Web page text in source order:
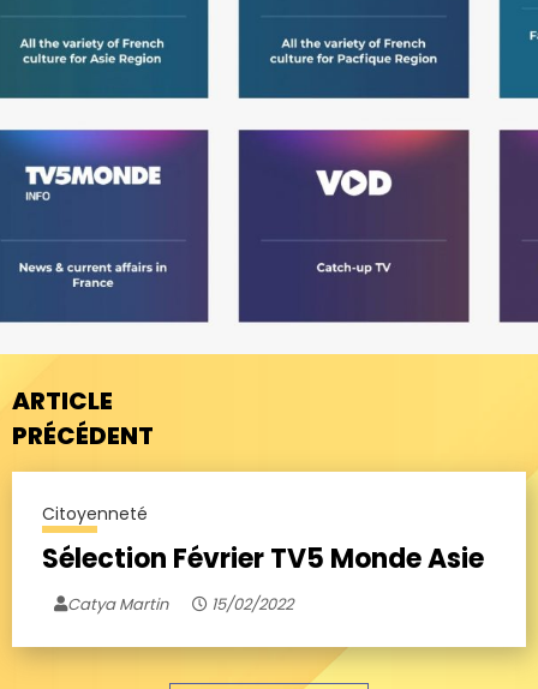
ARTICLE
PRÉCÉDENT
Citoyenneté
Sélection Février TV5 Monde Asie
Catya Martin 15/02/2022